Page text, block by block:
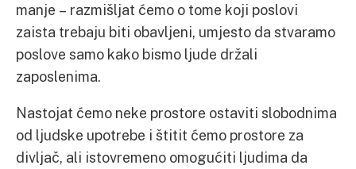
manje – razmišljat ćemo o tome koji poslovi
zaista trebaju biti obavljeni, umjesto da stvaramo
poslove samo kako bismo ljude držali
zaposlenima.
Nastojat ćemo neke prostore ostaviti slobodnima
od ljudske upotrebe i štitit ćemo prostore za
divljač, ali istovremeno omogućiti ljudima da